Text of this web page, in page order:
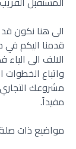
الى هنا نكون
قدمنا اليكم
الالف الى
واتباع
مشروعك
مفيداً.
مواضيع ذات